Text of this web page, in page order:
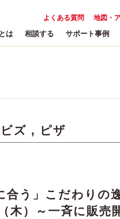
地図・
よくある質問
は 相談する サポート事例
ズ , ピザ
合う」こだわりの
木）～一斉に販売